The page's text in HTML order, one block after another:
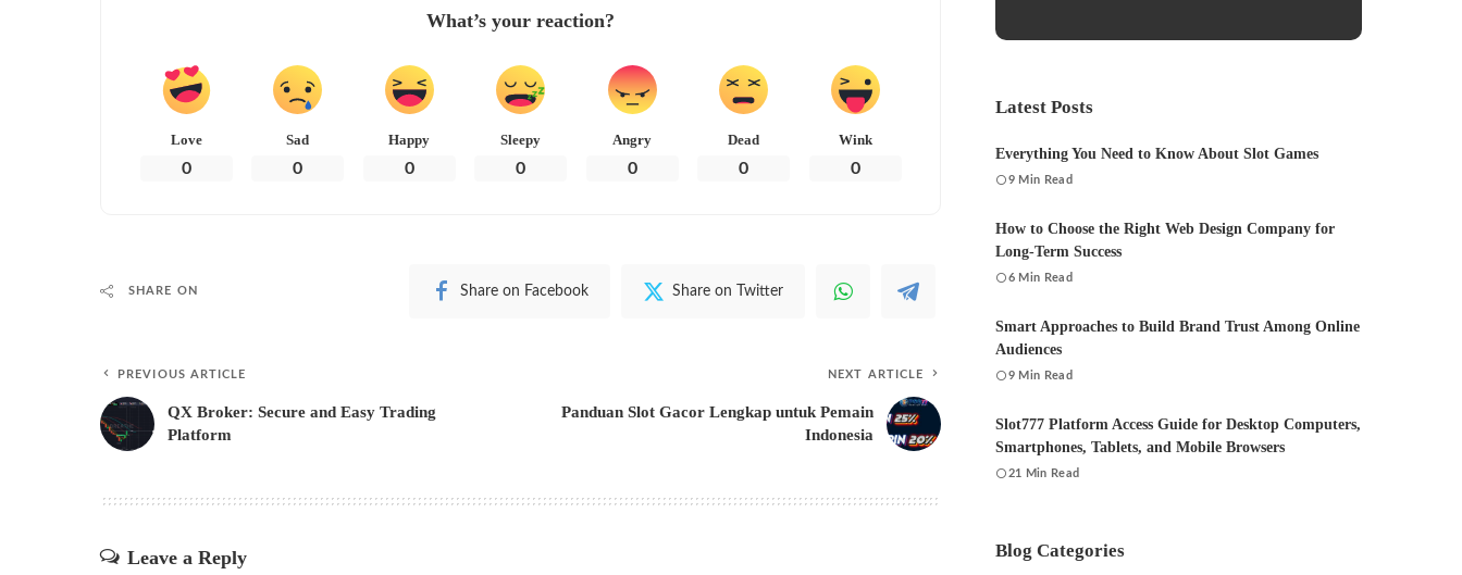
What’s your reaction?
Love
0
Sad
0
Happy
0
Sleepy
0
Angry
0
Dead
0
Wink
0
SHARE ON Share on Facebook Share on Twitter
PREVIOUS ARTICLE
QX Broker: Secure and Easy Trading
Platform
NEXT ARTICLE
Panduan Slot Gacor Lengkap untuk Pemain
Indonesia
Leave a Reply
Latest Posts
Everything You Need to Know About Slot Games
9 Min Read
How to Choose the Right Web Design Company for
Long-Term Success
6 Min Read
Smart Approaches to Build Brand Trust Among Online
Audiences
9 Min Read
Slot777 Platform Access Guide for Desktop Computers,
Smartphones, Tablets, and Mobile Browsers
21 Min Read
Blog Categories